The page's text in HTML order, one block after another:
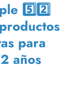
5️⃣2️⃣
para
años